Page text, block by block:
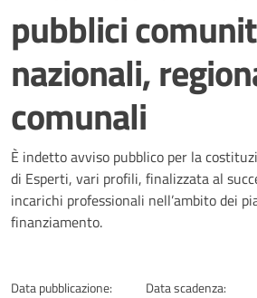
pubblici
nazionali,
comunali
Dettagli della
È indetto avviso pubblico per la
di Esperti, vari profili, finalizzata al
incarichi professionali nell’ambito dei
finanziamento.
Data pubblicazione:
Data scadenza: